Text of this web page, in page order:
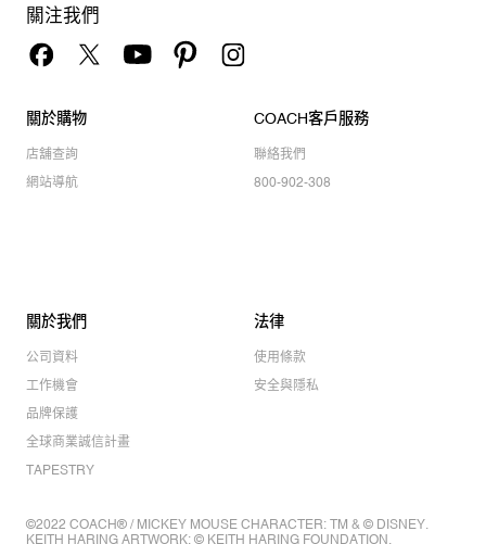
關注我們
關於購物
店舖查詢
網站導航
COACH客戶服務
聯絡我們
800-902-308
關於我們
公司資料
工作機會
品牌保護
全球商業誠信計畫
TAPESTRY
法律
使用條款
安全與隱私
©2022 COACH® / MICKEY MOUSE CHARACTER: TM & © DISNEY.
KEITH HARING ARTWORK: © KEITH HARING FOUNDATION.